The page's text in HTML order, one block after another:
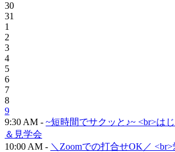
30
31
1
2
3
4
5
6
7
8
9
9:30 AM - ~短時間でサクッと♪~ <br>は
＆見学会
10:00 AM - ＼Zoomでの打合せOK／